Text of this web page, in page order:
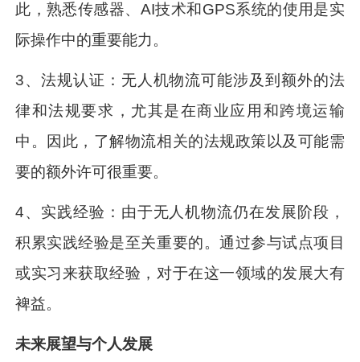
此，熟悉传感器、AI技术和GPS系统的使用是实
际操作中的重要能力。
3、法规认证：无人机物流可能涉及到额外的法
律和法规要求，尤其是在商业应用和跨境运输
中。因此，了解物流相关的法规政策以及可能需
要的额外许可很重要。
4、实践经验：由于无人机物流仍在发展阶段，
积累实践经验是至关重要的。通过参与试点项目
或实习来获取经验，对于在这一领域的发展大有
裨益。
未来展望与个人发展